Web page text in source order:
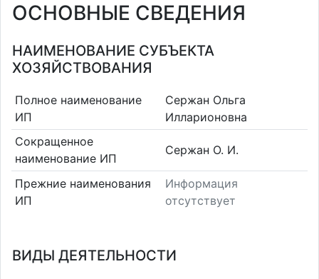
ОСНОВНЫЕ СВЕДЕНИЯ
НАИМЕНОВАНИЕ СУБЪЕКТА
ХОЗЯЙСТВОВАНИЯ
Полное наименование
ИП
Сержан Ольга
Илларионовна
Сокращенное
наименование ИП
Сержан О. И.
Прежние наименования
ИП
Информация
отсутствует
ВИДЫ ДЕЯТЕЛЬНОСТИ